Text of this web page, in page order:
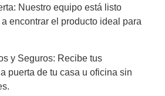
Nuestro equipo está listo
encontrar el producto ideal para
y Seguros: Recibe tus
puerta de tu casa u oficina sin